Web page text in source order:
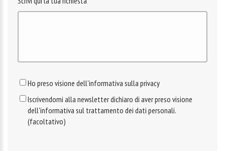
Ho preso visione dell'informativa sulla privacy
Iscrivendomi alla newsletter dichiaro di aver preso visione
dell'informativa sul trattamento dei dati personali.
(facoltativo)